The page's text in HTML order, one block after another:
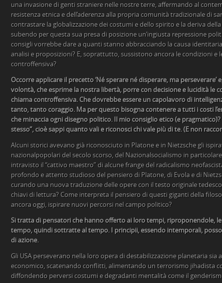
una invasione di genti straniere nelle nostre terre, affermando al
resistenza etnica e dell’aderenza alla propria comunità tradizionale di
contrastare la globalizzazione dei costumi e dello spirito e la deriva
subendo per questa sua presa di posizione un’ingiusta repressione
consigli vorrebbe dare a quanti stanno abbracciando la causa
analisi e proposizioni? E, soprattutto, sussistono ancora le condizioni e
controffensiva?
Occorre applicare il precetto ‘Né sperare né disperare, ma
volontà, che esprime la nostra libertà, porre con decisione e lucidità le
chiama controffensiva. Che dovrebbe essere un capolavoro di
tanto, tanto coraggio. Ma per questo bisogna contenere a tutti i costi
che minaccia ogni disegno politico. Il mio consiglio etico (e
stesso”, cioè sappi quanto vali e riconosci chi vale più di te. (E non
Alcuni storici avevano già riconosciuto in Platone e in Nietzsche gli
nazionalpopolari del secolo scorso, del Nazionalsocialismo in
intravisto il “cattivo maestro” di alcune frange del radicalismo
profondo e attento studioso del pensiero di Platone, di Evola e di
curando una nuova traduzione delle opere con il testo originale
chiavi di lettura? Come interpreta il pensiero di questi giganti della
ancora oggi, ispirare nuovi percorsi nel campo politico?
Si tratta di pensatori che hanno offerto ai loro tempi, riproponendole,
tempo, quindi sottratte al tempo. I principii, essendo intemporali,
di azione.
Gli USA perseverano nella loro opera di destabilizzazione planetaria sia
economico, scatenando conflitti, alimentando un terrorismo jihadista
diffondendo perversi costumi e degradanti mentalità come il